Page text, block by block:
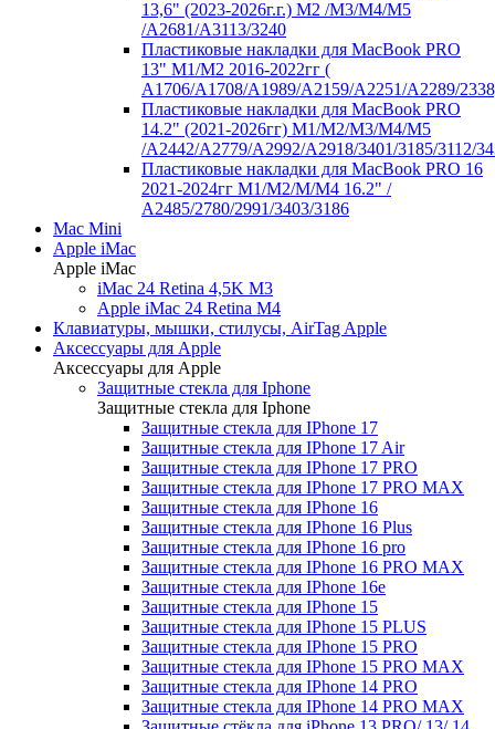
13,6" (2023-2026г.г.) M2 /M3/M4/M5
/A2681/A3113/3240
Пластиковые накладки для MacBook PRO
13" M1/M2 2016-2022гг (
А1706/A1708/A1989/A2159/A2251/A2289/
Пластиковые накладки для MacBook PRO
14.2" (2021-2026гг) M1/M2/M3/M4/M5
/A2442/A2779/A2992/A2918/3401/3185/3112/
Пластиковые накладки для MacBook PRO 16
2021-2024гг M1/M2/M/M4 16.2" /
А2485/2780/2991/3403/3186
Mac Mini
Apple iMac
Apple iMac
iMac 24 Retina 4,5K M3
Apple iMac 24 Retina M4
Клавиатуры, мышки, стилусы, AirTag Apple
Аксессуары для Apple
Аксессуары для Apple
Защитные стекла для Iphone
Защитные стекла для Iphone
Защитные стекла для IPhone 17
Защитные стекла для IPhone 17 Air
Защитные стекла для IPhone 17 PRO
Защитные стекла для IPhone 17 PRO MAX
Защитные стекла для IPhone 16
Защитные стекла для IPhone 16 Plus
Защитные стекла для IPhone 16 pro
Защитные стекла для IPhone 16 PRO MAX
Защитные стекла для IPhone 16e
Защитные стекла для IPhone 15
Защитные стекла для IPhone 15 PLUS
Защитные стекла для IPhone 15 PRO
Защитные стекла для IPhone 15 PRO MAX
Защитные стекла для IPhone 14 PRO
Защитные стекла для IPhone 14 PRO MAX